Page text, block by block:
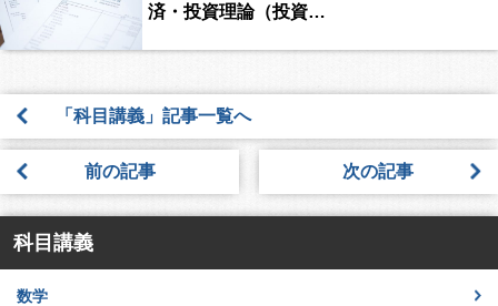
済・投資理論（投資…
「科目講義」記事一覧へ
前の記事 次の記事
科目講義
数学